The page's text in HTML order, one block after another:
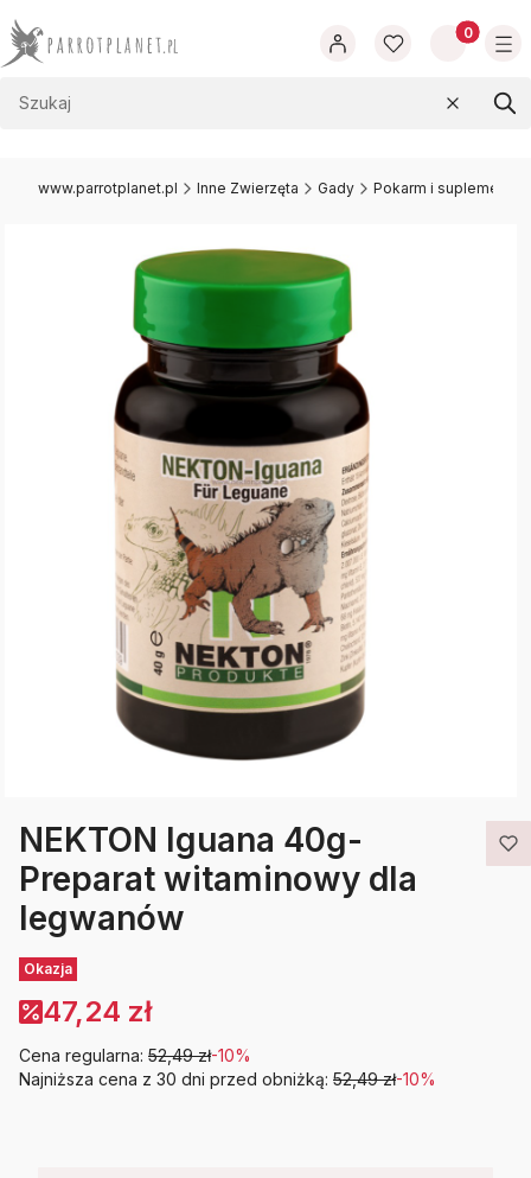
Produkty
Wyczyść
www.parrotplanet.pl Inne Zwierzęta Gady Pokarm i
NEKTON Iguana 40g-
Preparat witaminowy dla
legwanów
Etykiety
Okazja
47,24 zł
Cena regularna: 52,49 zł-10%
Najniższa cena z 30 dni przed obniżką: 52,49 zł-10%